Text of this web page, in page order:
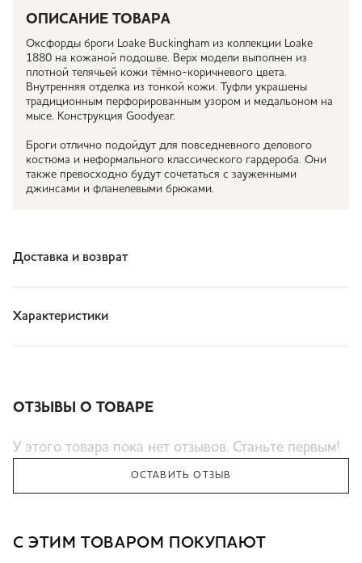
ОПИСАНИЕ ТОВАРА
Оксфорды броги Loake Buckingham из коллекции Loake
1880 на кожаной подошве. Верх модели выполнен из
плотной телячьей кожи тёмно-коричневого цвета.
Внутренняя отделка из тонкой кожи. Туфли украшены
традиционным перфорированным узором и медальоном на
мысе. Конструкция Goodyear.
Броги отлично подойдут для повседневного делового
костюма и неформального классического гардероба. Они
также превосходно будут сочетаться с зауженными
джинсами и фланелевыми брюками.
Доставка и возврат
Характеристики
ОТЗЫВЫ О ТОВАРЕ
У этого товара пока нет отзывов. Станьте первым!
ОСТАВИТЬ ОТЗЫВ
С ЭТИМ ТОВАРОМ ПОКУПАЮТ